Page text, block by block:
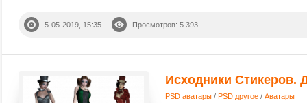
5-05-2019, 15:35 Просмотров: 5 393
Исходники Стикеров.
PSD аватары / PSD другое / Аватары